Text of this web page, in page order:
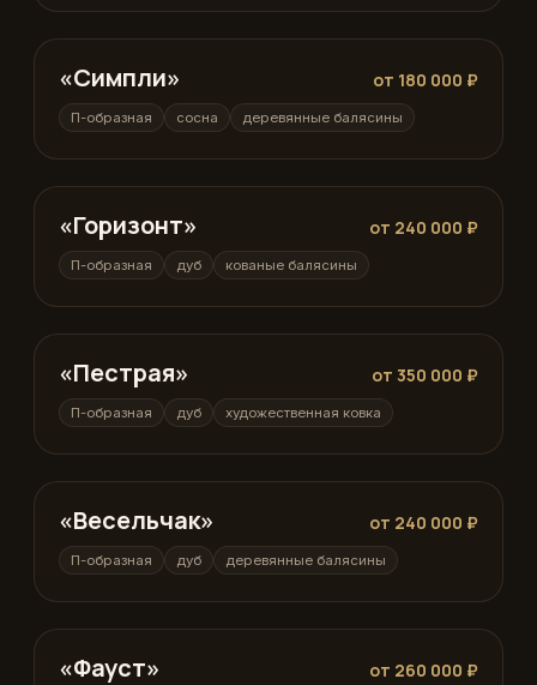
П-образная
«Симпли» от 180 000 ₽
П-образная сосна деревянные балясины
П-образная
«Горизонт» от 240 000 ₽
П-образная дуб кованые балясины
П-образная
«Пестрая» от 350 000 ₽
П-образная дуб художественная ковка
П-образная
«Весельчак» от 240 000 ₽
П-образная дуб деревянные балясины
П-образная
«Фауст» от 260 000 ₽